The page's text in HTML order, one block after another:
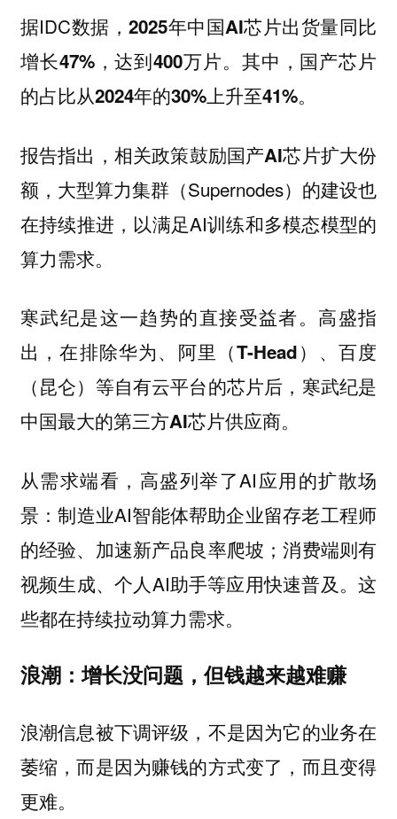
据IDC数据，2025年中国AI芯片出货量同比
增长47%，达到400万片。其中，国产芯片
的占比从2024年的30%上升至41%。
报告指出， 相关政策鼓励国产AI芯片扩大份
额 ，大型算力集群（Supernodes）的建设也
在持续推进，以满足AI训练和多模态模型的
算力需求。
寒武纪是这一趋势的直接受益者。高盛指
出，在排除华为、阿里（T-Head）、百度
（昆仑）等自有云平台的芯片后，寒武纪是
中国最大的第三方AI芯片供应商。
从需求端看，高盛列举了AI应用的扩散场
景：制造业AI智能体帮助企业留存老工程师
的经验、加速新产品良率爬坡；消费端则有
视频生成、个人AI助手等应用快速普及。这
些都在持续拉动算力需求。
浪潮：增长没问题，但钱越来越难赚
浪潮信息被下调评级，不是因为它的业务在
萎缩，而是因为赚钱的方式变了，而且变得
更难。